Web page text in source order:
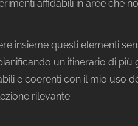
affidabili in aree che
insieme questi elementi
un itinerario di
e coerenti con il mio uso
rilevante.